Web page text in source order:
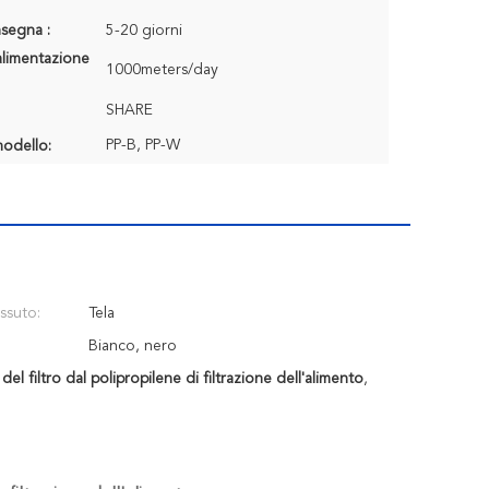
:
5-20 giorni
1000meters/day
SHARE
PP-B, PP-W
Tela
Bianco, nero
del filtro dal polipropilene di filtrazione dell'alimento,